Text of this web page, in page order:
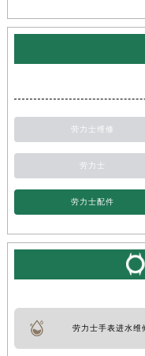
劳力士维修
劳力士
劳力士配件
劳力士手表进水维